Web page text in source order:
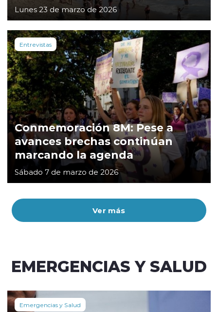
Ver más
Lunes 23 de marzo de 2026
Entrevistas
Conmemoración 8M: Pese a
avances brechas continúan
marcando la agenda
Sábado 7 de marzo de 2026
EMERGENCIAS Y SALUD
Emergencias y Salud